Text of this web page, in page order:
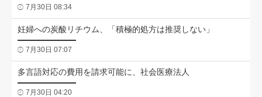
7月30日 08:34
妊婦への炭酸リチウム、「積極的処方は推奨しない」
7月30日 07:07
多言語対応の費用を請求可能に、社会医療法人
7月30日 04:20